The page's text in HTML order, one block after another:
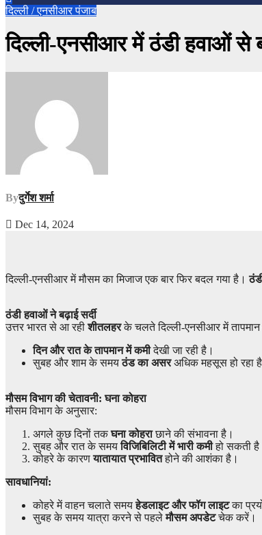
दिल्ली / एनसीआरपंजाब
दिल्ली-एनसीआर में ठंडी हवाओं से
Byदुर्गेश शर्मा
Dec 14, 2024
दिल्ली-एनसीआर में मौसम का मिजाज एक बार फिर बदल गया है।
ठंडी हवाओं ने बढ़ाई सर्दी
उत्तर भारत से आ रहीशीतलहरके चलते दिल्ली-एनसीआर में तापमान
दिन और रात के तापमान में कमीदेखी जा रही है।
सुबह और शाम के समयठंड का असरअधिक महसूस हो रहा
मौसम विभाग की चेतावनी: घना कोहरा
मौसम विभाग के अनुसार:
अगले कुछ दिनों तकघना कोहराछाने की संभावना है।
सुबह और रात के समयविजिबिलिटी में भारी कमीहो सकती
कोहरे के कारणयातायात प्रभावितहोने की आशंका है।
सावधानियां:
कोहरे में वाहन चलाते समयहेडलाइट और फॉग लाइटका
सुबह के समय यात्रा करने से पहलेमौसम अपडेटचेक करें।